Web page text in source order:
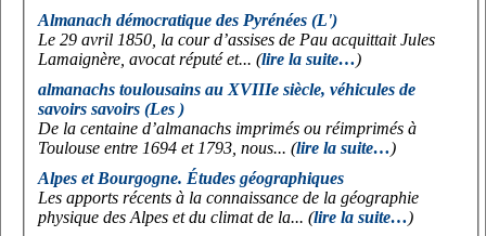
Almanach démocratique des Pyrénées (L')
Le 29 avril 1850, la cour d’assises de Pau acquittait Jules
Lamaignère, avocat réputé et... (lire la suite…)
almanachs toulousains au XVIIIe siècle, véhicules de
savoirs savoirs (Les )
De la centaine d’almanachs imprimés ou réimprimés à
Toulouse entre 1694 et 1793, nous... (lire la suite…)
Alpes et Bourgogne. Études géographiques
Les apports récents à la connaissance de la géographie
physique des Alpes et du climat de la... (lire la suite…)